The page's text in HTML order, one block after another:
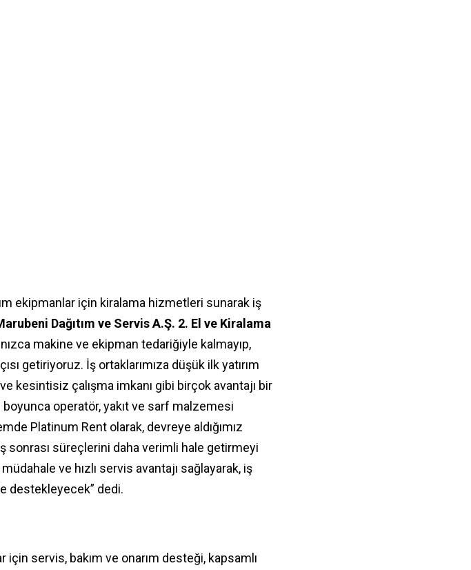
ekipmanlar için kiralama hizmetleri sunarak iş
Dağıtım ve Servis A.Ş. 2. El ve Kiralama
makine ve ekipman tedariğiyle kalmayıp,
getiriyoruz. İş ortaklarımıza düşük ilk yatırım
kesintisiz çalışma imkanı gibi birçok avantajı bir
operatör, yakıt ve sarf malzemesi
Platinum Rent olarak, devreye aldığımız
sonrası süreçlerini daha verimli hale getirmeyi
ve hızlı servis avantajı sağlayarak, iş
destekleyecek” dedi.
servis, bakım ve onarım desteği, kapsamlı